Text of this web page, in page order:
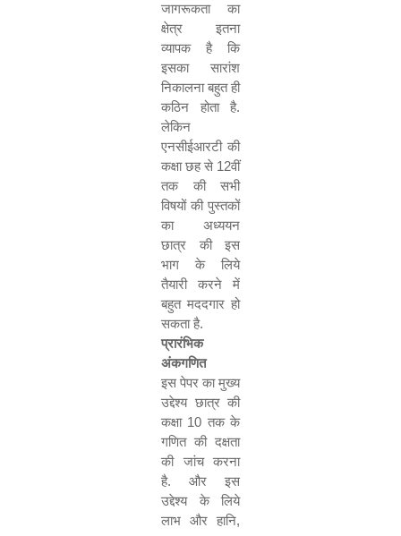
जागरूकता का
क्षेत्र इतना
व्यापक है कि
इसका सारांश
निकालना बहुत ही
कठिन होता है.
लेकिन
एनसीईआरटी की
कक्षा छह से 12वीं
तक की सभी
विषयों की पुस्तकों
का अध्ययन
छात्र की इस
भाग के लिये
तैयारी करने में
बहुत मददगार हो
सकता है.
प्रारंभिक
अंकगणित
इस पेपर का मुख्य
उद्देश्य छात्र की
कक्षा 10 तक के
गणित की दक्षता
की जांच करना
है. और इस
उद्देश्य के लिये
लाभ और हानि,